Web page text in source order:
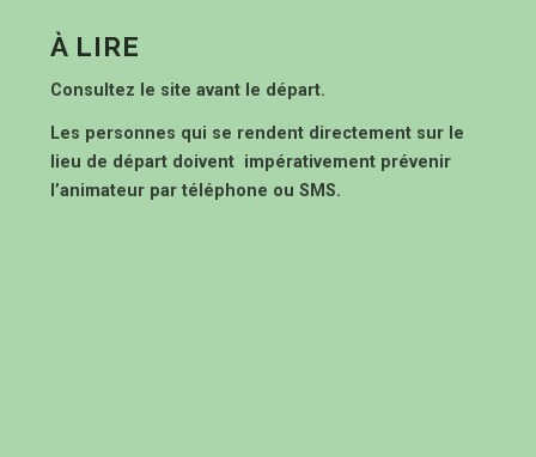
À LIRE
Consultez le site avant le départ.
Les personnes qui se rendent directement sur le
lieu de départ doivent impérativement prévenir
l’animateur par téléphone ou SMS.